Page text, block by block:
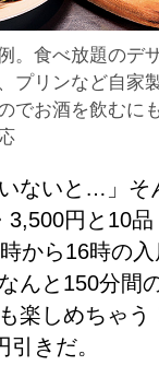
。食べ放題のデ
プリンなど自家
でお酒を飲むに
いないと…」そ
3,500円と10
から16時の
んと150分間
楽しめちゃう
きだ。